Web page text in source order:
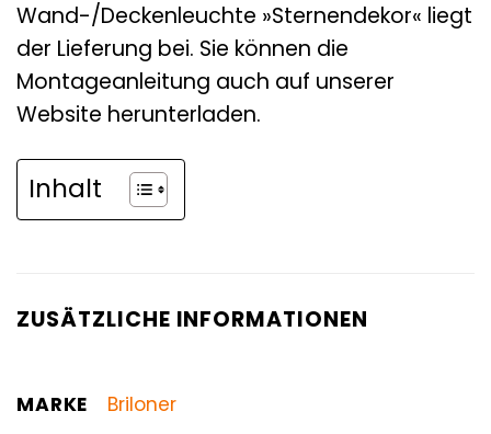
Wand-/Deckenleuchte »Sternendekor« liegt
der Lieferung bei. Sie können die
Montageanleitung auch auf unserer
Website herunterladen.
Inhalt
ZUSÄTZLICHE INFORMATIONEN
MARKE Briloner